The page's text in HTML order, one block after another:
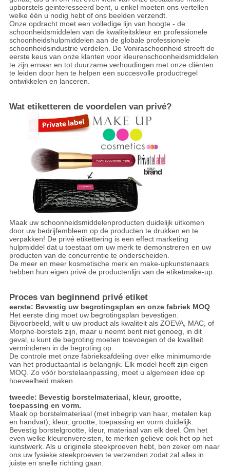
upborstels geinteresseerd bent, u enkel moeten ons vertellen
welke één u nodig hebt of ons beelden verzendt.
Onze opdracht moet een volledige lijn van hoogte - de
schoonheidsmiddelen van de kwaliteitskleur en professionele
schoonheidshulpmiddelen aan de globale professionele
schoonheidsindustrie verdelen. De Voniraschoonheid streeft de
eerste keus van onze klanten voor kleurenschoonheidsmiddelen
te zijn ernaar en tot duurzame verhoudingen met onze cliënten
te leiden door hen te helpen een succesvolle productregel
ontwikkelen en lanceren.
Wat etiketteren de voordelen van privé?
Maak uw schoonheidsmiddelenproducten duidelijk uitkomen
door uw bedrijfembleem op de producten te drukken en te
verpakken! De privé etikettering is een effect marketing
hulpmiddel dat u toestaat om uw merk te demonstreren en uw
producten van de concurrentie te onderscheiden.
De meer en meer kosmetische merk en make-upkunstenaars
hebben hun eigen privé de productenlijn van de etiketmake-up.
Proces van beginnend privé etiket
eerste: Bevestig uw begrotingsplan en onze fabriek MOQ
Het eerste ding moet uw begrotingsplan bevestigen.
Bijvoorbeeld, wilt u uw product als kwaliteit als ZOEVA, MAC, of
Morphe-borstels zijn, maar u neemt bent niet genoeg, in dit
geval, u kunt de begroting moeten toevoegen of de kwaliteit
verminderen in de begroting op.
De controle met onze fabrieksafdeling over elke minimumorde
van het productaantal is belangrijk. Elk model heeft zijn eigen
MOQ. Zo vóór borstelaanpassing, moet u algemeen idee op
hoeveelheid maken.
tweede: Bevestig borstelmateriaal, kleur, grootte,
toepassing en vorm.
Maak op borstelmateriaal (met inbegrip van haar, metalen kap
en handvat), kleur, grootte, toepassing en vorm duidelijk.
Bevestig borstelgrootte, kleur, materiaal van elk deel. Om het
even welke kleurenvereisten, te merken gelieve ook het op het
kunstwerk. Als u originele steekproeven hebt, ben zeker om naar
ons uw fysieke steekproeven te verzenden zodat zal alles in
juiste en snelle richting gaan.